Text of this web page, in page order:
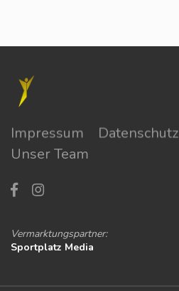
Impressum Datenschutz
Unser Team
Vermarktungspartner:
Sportplatz Media